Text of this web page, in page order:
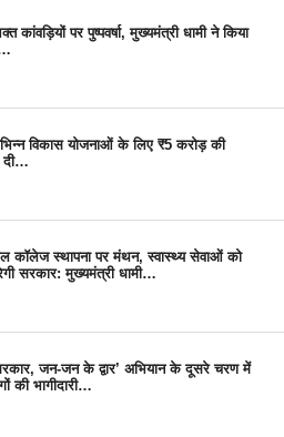
कांवड़ियों पर पुष्पवर्षा, मुख्यमंत्री धामी ने किया
विकास योजनाओं के लिए ₹5 करोड़ की
दी…
कॉलेज स्थापना पर मंथन, स्वास्थ्य सेवाओं को
सरकार: मुख्यमंत्री धामी…
जन-जन के द्वार’ अभियान के दूसरे चरण में
की भागीदारी…